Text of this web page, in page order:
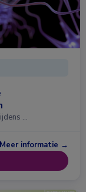
…
Meer informatie →